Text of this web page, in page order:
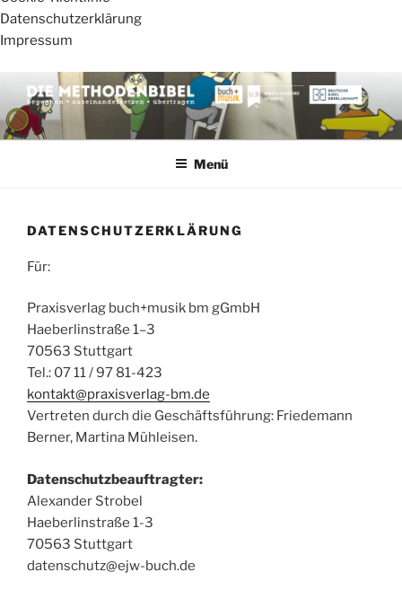
Datenschutzerklärung
Impressum
Inhalt
springen
DIE METHODENBIBEL
AT – von Schöpfung bis Josua
Menü
DATENSCHUTZERKLÄRUNG
Für:
Praxisverlag buch+musik bm gGmbH
Haeberlinstraße 1–3
70563 Stuttgart
Tel.: 07 11 / 97 81-423
kontakt@praxisverlag-bm.de
Vertreten durch die Geschäftsführung: Friedemann
Berner, Martina Mühleisen.
Datenschutzbeauftragter:
Alexander Strobel
Haeberlinstraße 1-3
70563 Stuttgart
datenschutz@ejw-buch.de